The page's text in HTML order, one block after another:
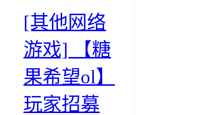
[其他网络
游戏] 【糖
果希望ol】
玩家招募